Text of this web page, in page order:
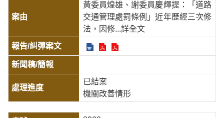
黃委員煌雄、謝委員慶輝提：「道路
交通管理處罰條例」近年歷經三次修
法，因修...詳全文
已結案
機關改善情形